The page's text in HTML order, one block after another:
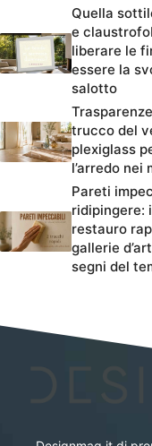
Quella
e
liberare le
essere la
salotto
trucco del
plexiglass
l’arredo nei
Pareti
ridipingere:
restauro
gallerie
segni del